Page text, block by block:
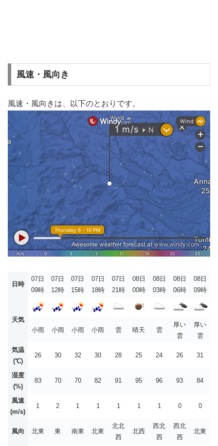
風速・風向き
風速・風向きは、以下のとおりです。
日時
07日
09時
07日
12時
07日
15時
07日
18時
07日
21時
08日
00時
08日
03時
08日
06時
08日
09時
天気
小雨
小雨 小雨 小雨 雲 晴天 雲
厚い
雲
厚い
雲
気温
(℃)
26 30 32 30 28 25 24 26 31
湿度
(%)
83 70 70 82 91 95 96 93 84
風速
(m/s)
1 2 1 1 1 1 1 0 0
風向 北東 東 南東 北東
北北
西
北西
西北
西
西北
西
北東